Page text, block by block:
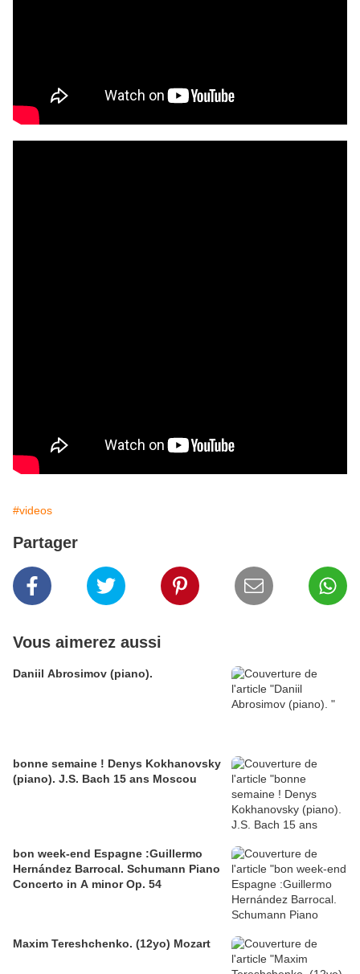
#videos
Partager
Vous aimerez aussi
Daniil Abrosimov (piano).
bonne semaine ! Denys Kokhanovsky
(piano). J.S. Bach 15 ans Moscou
bon week-end Espagne :Guillermo
Hernández Barrocal. Schumann Piano
Concerto in A minor Op. 54
Maxim Tereshchenko. (12yo) Mozart